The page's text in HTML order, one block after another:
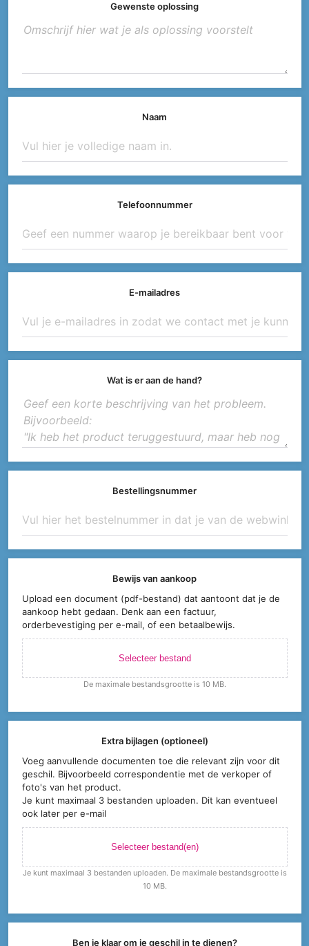
Gewenste oplossing
Naam
Telefoonnummer
E-mailadres
Wat is er aan de hand?
Bestellingsnummer
Bewijs van aankoop
Upload een document (pdf-bestand) dat aantoont dat je de
aankoop hebt gedaan. Denk aan een factuur,
orderbevestiging per e-mail, of een betaalbewijs.
Selecteer bestand
De maximale bestandsgrootte is 10 MB.
Extra bijlagen (optioneel)
Voeg aanvullende documenten toe die relevant zijn voor dit
geschil. Bijvoorbeeld correspondentie met de verkoper of
foto's van het product.
Je kunt maximaal 3 bestanden uploaden. Dit kan eventueel
ook later per e-mail
Selecteer bestand(en)
Je kunt maximaal 3 bestanden uploaden. De maximale bestandsgrootte is
10 MB.
Ben je klaar om je geschil in te dienen?